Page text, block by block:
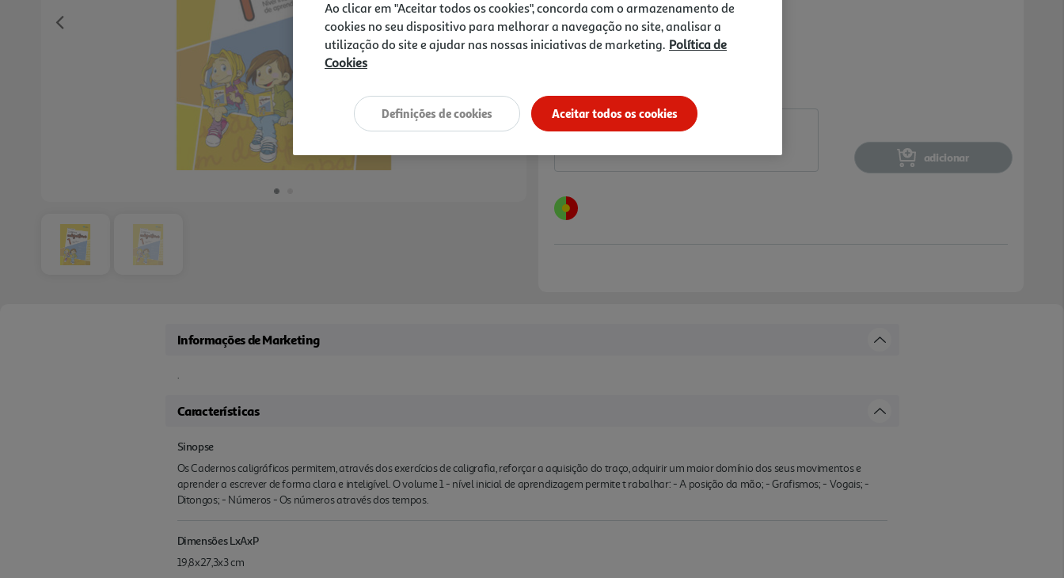
Previous Next 3,30 €PVP de editor
3,51 €
Notas de preparação
adicionar
Informações de Marketing
.
Características
Sinopse
Os Cadernos caligráficos permitem, através dos exercícios de caligrafia, reforçar a aquisição do traço, adquirir um maior domínio dos seus movimentos e
aprender a escrever de forma clara e inteligível. O volume 1 - nível inicial de aprendizagem permite t rabalhar: - A posição da mão; - Grafismos; - Vogais; -
Ditongos; - Números - Os números através dos tempos.
Dimensões LxAxP
19,8x27,3x3 cm
Ao clicar em "Aceitar todos os cookies", concorda com o armazenamento de
cookies no seu dispositivo para melhorar a navegação no site, analisar a
utilização do site e ajudar nas nossas iniciativas de marketing. Política de
Cookies
Aceitar todos os cookies
Definições de cookies